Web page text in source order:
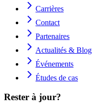
Carrières
Contact
Partenaires
Actualités & Blog
Événements
Études de cas
Rester à jour?